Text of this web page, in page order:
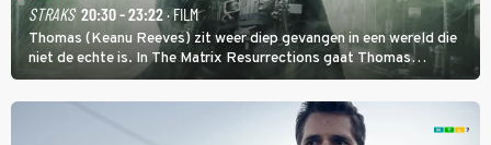
STRAKS 20:30 - 23:22· FILM
Thomas (Keanu Reeves) zit weer diep gevangen in een wereld die
niet de echte is. In The Matrix Resurrections gaat Thomas
proberen uit deze schijnwereld te ontsnappen.